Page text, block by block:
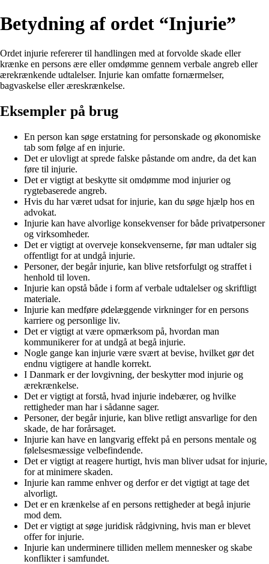
Betydning af ordet “Injurie”
Ordet injurie refererer til handlingen med at forvolde skade eller
krænke en persons ære eller omdømme gennem verbale angreb eller
ærekrænkende udtalelser. Injurie kan omfatte fornærmelser,
bagvaskelse eller æreskrænkelse.
Eksempler på brug
En person kan søge erstatning for personskade og økonomiske
tab som følge af en injurie.
Det er ulovligt at sprede falske påstande om andre, da det kan
føre til injurie.
Det er vigtigt at beskytte sit omdømme mod injurier og
rygtebaserede angreb.
Hvis du har været udsat for injurie, kan du søge hjælp hos en
advokat.
Injurie kan have alvorlige konsekvenser for både privatpersoner
og virksomheder.
Det er vigtigt at overveje konsekvenserne, før man udtaler sig
offentligt for at undgå injurie.
Personer, der begår injurie, kan blive retsforfulgt og straffet i
henhold til loven.
Injurie kan opstå både i form af verbale udtalelser og skriftligt
materiale.
Injurie kan medføre ødelæggende virkninger for en persons
karriere og personlige liv.
Det er vigtigt at være opmærksom på, hvordan man
kommunikerer for at undgå at begå injurie.
Nogle gange kan injurie være svært at bevise, hvilket gør det
endnu vigtigere at handle korrekt.
I Danmark er der lovgivning, der beskytter mod injurie og
ærekrænkelse.
Det er vigtigt at forstå, hvad injurie indebærer, og hvilke
rettigheder man har i sådanne sager.
Personer, der begår injurie, kan blive retligt ansvarlige for den
skade, de har forårsaget.
Injurie kan have en langvarig effekt på en persons mentale og
følelsesmæssige velbefindende.
Det er vigtigt at reagere hurtigt, hvis man bliver udsat for injurie,
for at minimere skaden.
Injurie kan ramme enhver og derfor er det vigtigt at tage det
alvorligt.
Det er en krænkelse af en persons rettigheder at begå injurie
mod dem.
Det er vigtigt at søge juridisk rådgivning, hvis man er blevet
offer for injurie.
Injurie kan underminere tilliden mellem mennesker og skabe
konflikter i samfundet.